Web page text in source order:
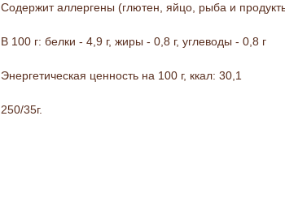
Содержит аллергены (глютен, яйцо, рыба и
В 100 г: белки - 4,9 г, жиры - 0,8 г, углеводы - 0,8 г
Энергетическая ценность на 100 г, ккал: 30,1
250/35г.